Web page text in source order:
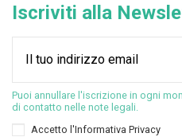
Iscriviti alla
Puoi annullare l'iscrizione in ogni
di contatto nelle note legali.
Accetto l'Informativa Privacy